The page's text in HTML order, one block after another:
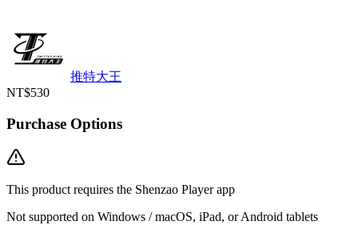
推特大王
NT$530
Purchase Options
This product requires the Shenzao Player app
Not supported on Windows / macOS, iPad, or Android tablets